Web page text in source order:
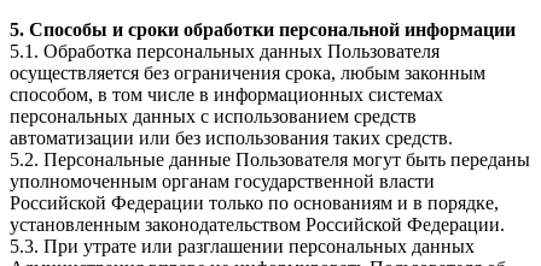
5. Способы и сроки обработки персональной информации
5.1. Обработка персональных данных Пользователя
осуществляется без ограничения срока, любым законным
способом, в том числе в информационных системах
персональных данных с использованием средств
автоматизации или без использования таких средств.
5.2. Персональные данные Пользователя могут быть переданы
уполномоченным органам государственной власти
Российской Федерации только по основаниям и в порядке,
установленным законодательством Российской Федерации.
5.3. При утрате или разглашении персональных данных